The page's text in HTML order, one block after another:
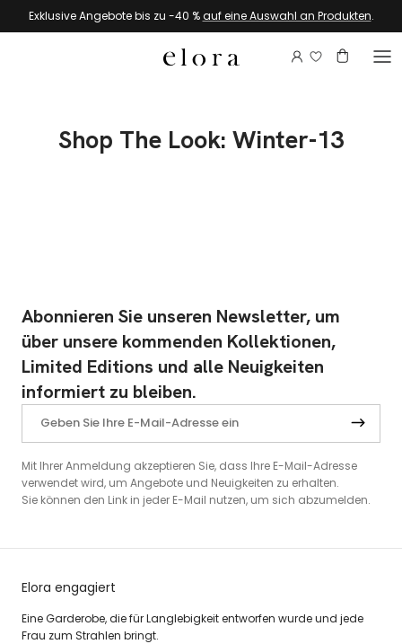
Zum Inhalt springen
Exklusive Angebote bis zu -40 %auf eine Auswahl an Produkten.
KontoMelden Sie
Shop The Look: Winter-13
Abonnieren Sie unseren Newsletter, um
über unsere kommenden Kollektionen,
Limited Editions und alle Neuigkeiten
informiert zu bleiben.
Mit Ihrer Anmeldung akzeptieren Sie, dass Ihre E-Mail-Adresse
verwendet wird, um Angebote und Neuigkeiten zu erhalten.
Sie können den Link in jeder E-Mail nutzen, um sich abzumelden.
Elora engagiert
Eine Garderobe, die für Langlebigkeit entworfen wurde und jede
Frau zum Strahlen bringt.